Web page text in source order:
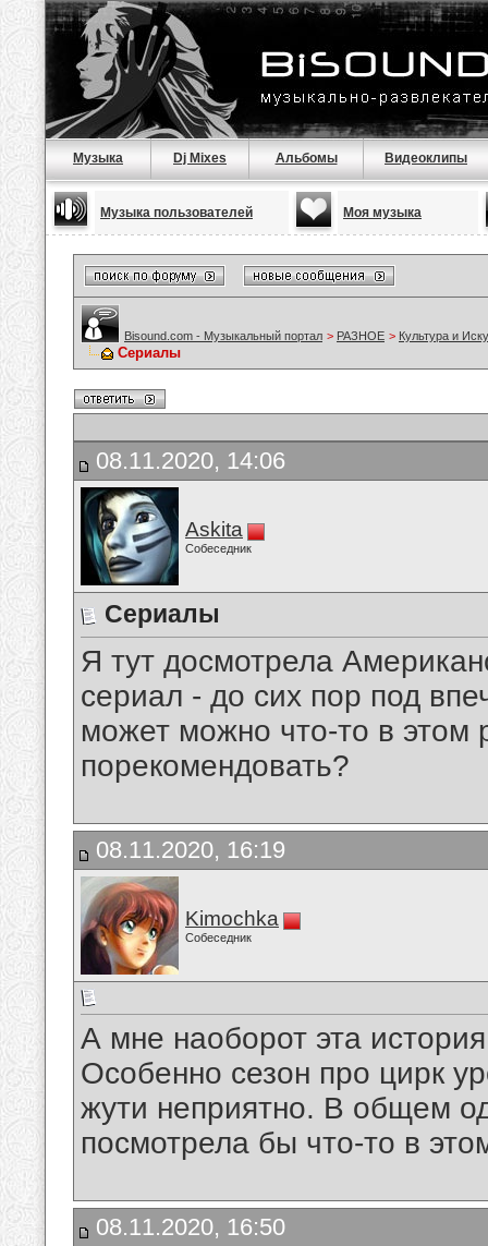
Музыка Dj Mixes Альбомы Видеоклипы
Музыка пользователей Моя музыка
Bisound.com - Музыкальный портал > РАЗНОЕ > Культура и
Сериалы
08.11.2020, 14:06
Askita
Собеседник
Сериалы
Я тут досмотрела
сериал - до сих пор под
может можно что-то в
порекомендовать?
08.11.2020, 16:19
Kimochka
Собеседник
А мне наоборот эта
Особенно сезон про цирк
жути неприятно. В общем
посмотрела бы что-то в
08.11.2020, 16:50